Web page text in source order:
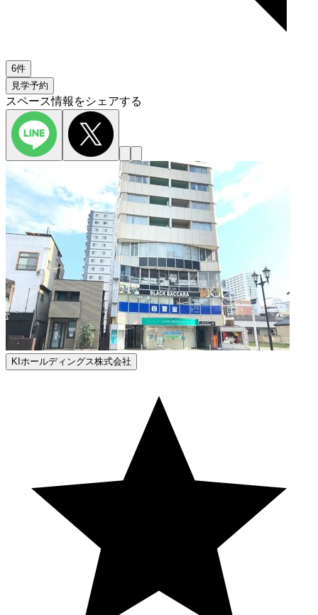
6件
見学予約
スペース情報をシェアする
KIホールディングス株式会社